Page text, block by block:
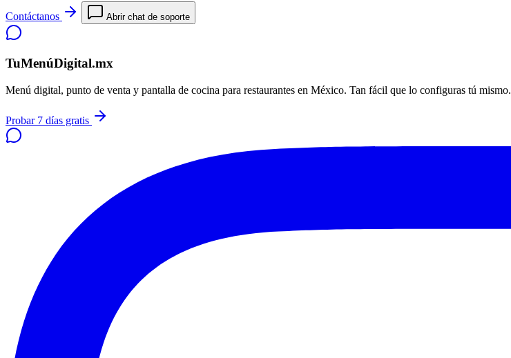
Contáctanos Abrir chat de soporte
TuMenúDigital.mx
Menú digital, punto de venta y pantalla de cocina para restaurantes en México. Tan fácil que lo configuras tú mismo.
Probar 7 días gratis